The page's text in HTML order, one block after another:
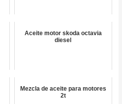
Aceite motor skoda octavia
diesel
Mezcla de aceite para motores
2t